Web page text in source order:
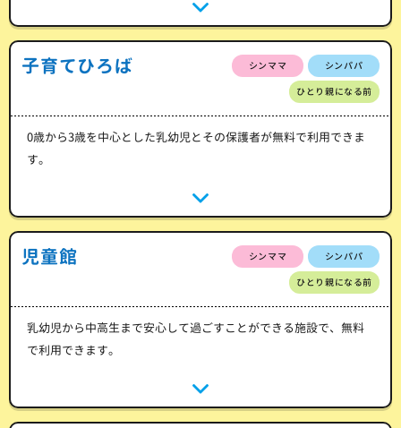
子育てひろば シンママ シンパパ
ひとり親になる前
0歳から3歳を中心とした乳幼児とその保護者が無料で利用できま
す。
児童館 シンママ シンパパ
ひとり親になる前
乳幼児から中高生まで安心して過ごすことができる施設で、無料
で利用できます。